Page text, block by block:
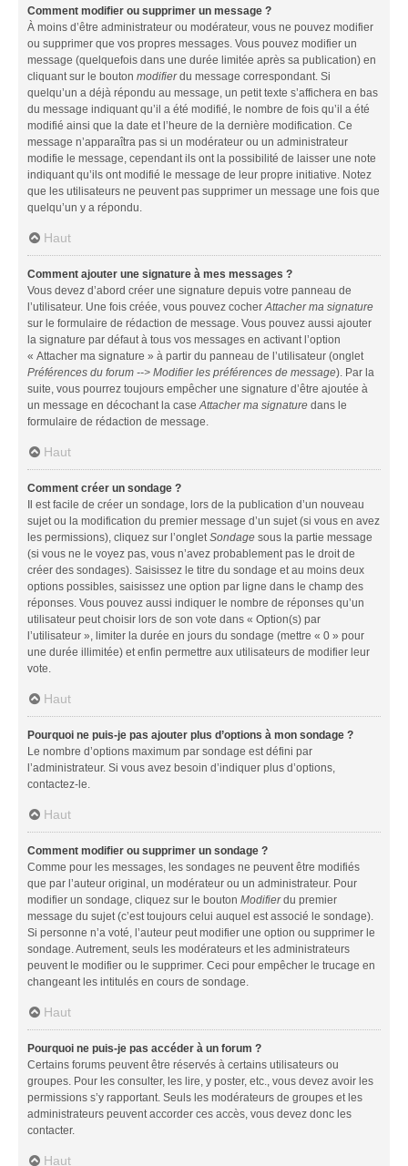
Comment modifier ou supprimer un message ?
À moins d’être administrateur ou modérateur, vous ne pouvez modifier
ou supprimer que vos propres messages. Vous pouvez modifier un
message (quelquefois dans une durée limitée après sa publication) en
cliquant sur le bouton modifierdu message correspondant. Si
quelqu’un a déjà répondu au message, un petit texte s’affichera en bas
du message indiquant qu’il a été modifié, le nombre de fois qu’il a été
modifié ainsi que la date et l’heure de la dernière modification. Ce
message n’apparaîtra pas si un modérateur ou un administrateur
modifie le message, cependant ils ont la possibilité de laisser une note
indiquant qu’ils ont modifié le message de leur propre initiative. Notez
que les utilisateurs ne peuvent pas supprimer un message une fois que
quelqu’un y a répondu.
Haut
Comment ajouter une signature à mes messages ?
Vous devez d’abord créer une signature depuis votre panneau de
l’utilisateur. Une fois créée, vous pouvez cocher Attacher ma signature
sur le formulaire de rédaction de message. Vous pouvez aussi ajouter
la signature par défaut à tous vos messages en activant l’option
« Attacher ma signature » à partir du panneau de l’utilisateur (onglet
Préférences du forum --> Modifier les préférences de message). Par la
suite, vous pourrez toujours empêcher une signature d’être ajoutée à
un message en décochant la case Attacher ma signature dans le
formulaire de rédaction de message.
Haut
Comment créer un sondage ?
Il est facile de créer un sondage, lors de la publication d’un nouveau
sujet ou la modification du premier message d’un sujet (si vous en avez
les permissions), cliquez sur l’onglet Sondage sous la partie message
(si vous ne le voyez pas, vous n’avez probablement pas le droit de
créer des sondages). Saisissez le titre du sondage et au moins deux
options possibles, saisissez une option par ligne dans le champ des
réponses. Vous pouvez aussi indiquer le nombre de réponses qu’un
utilisateur peut choisir lors de son vote dans « Option(s) par
l’utilisateur », limiter la durée en jours du sondage (mettre « 0 » pour
une durée illimitée) et enfin permettre aux utilisateurs de modifier leur
vote.
Haut
Pourquoi ne puis-je pas ajouter plus d’options à mon sondage ?
Le nombre d’options maximum par sondage est défini par
l’administrateur. Si vous avez besoin d’indiquer plus d’options,
contactez-le.
Haut
Comment modifier ou supprimer un sondage ?
Comme pour les messages, les sondages ne peuvent être modifiés
que par l’auteur original, un modérateur ou un administrateur. Pour
modifier un sondage, cliquez sur le bouton Modifierdu premier
message du sujet (c’est toujours celui auquel est associé le sondage).
Si personne n’a voté, l’auteur peut modifier une option ou supprimer le
sondage. Autrement, seuls les modérateurs et les administrateurs
peuvent le modifier ou le supprimer. Ceci pour empêcher le trucage en
changeant les intitulés en cours de sondage.
Haut
Pourquoi ne puis-je pas accéder à un forum ?
Certains forums peuvent être réservés à certains utilisateurs ou
groupes. Pour les consulter, les lire, y poster, etc., vous devez avoir les
permissions s’y rapportant. Seuls les modérateurs de groupes et les
administrateurs peuvent accorder ces accès, vous devez donc les
contacter.
Haut